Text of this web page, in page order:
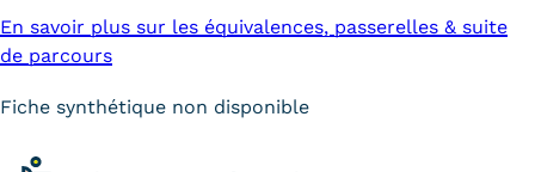
En savoir plus sur les équivalences, passerelles & suite
de parcours
Fiche synthétique non disponible